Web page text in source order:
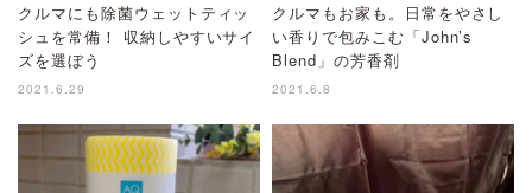
クルマにも除菌ウェットティッ
シュを常備！ 収納しやすいサイ
ズを選ぼう
2021.6.29
クルマもお家も。日常をやさし
い香りで包みこむ「John’s
Blend」の芳香剤
2021.6.8